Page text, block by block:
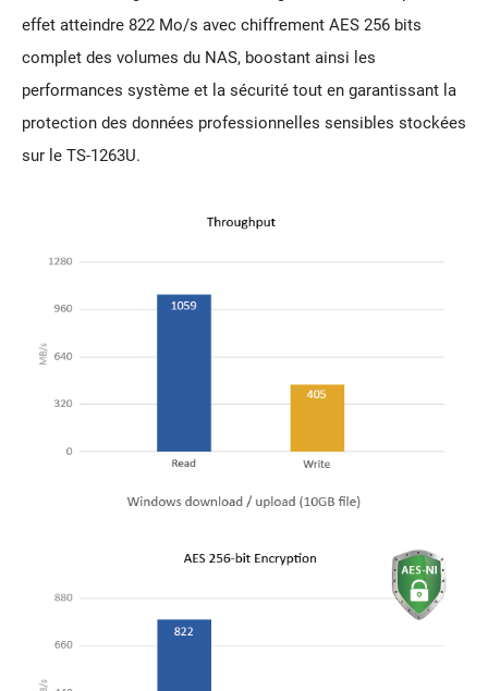
effet atteindre 822 Mo/s avec chiffrement AES 256 bits
complet des volumes du NAS, boostant ainsi les
performances système et la sécurité tout en garantissant la
protection des données professionnelles sensibles stockées
sur le TS-1263U.